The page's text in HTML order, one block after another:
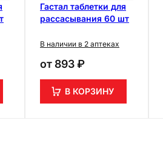
Гастал таблетки для
рассасывания 60 шт
В наличии в 2 аптеках
от893 ₽
В КОРЗИНУ